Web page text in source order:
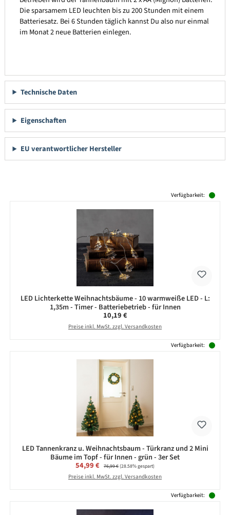
Die sparsamem LED leuchten bis zu 200 Stunden mit einem
Batteriesatz. Bei 6 Stunden täglich kannst Du also nur einmal
im Monat 2 neue Batterien einlegen.
Technische Daten
Eigenschaften
EU verantwortlicher Hersteller
Verfügbarkeit:
LED Lichterkette Weihnachtsbäume - 10 warmweiße LED - L:
1,35m - Timer - Batteriebetrieb - für Innen
Regulärer Preis:
10,19 €
Preise inkl. MwSt. zzgl. Versandkosten
Verfügbarkeit:
LED Tannenkranz u. Weihnachtsbaum - Türkranz und 2 Mini
Bäume im Topf - für Innen - grün - 3er Set
Verkaufspreis:
54,99 € Regulärer Preis:
76,99 €(28.58% gespart)
Preise inkl. MwSt. zzgl. Versandkosten
Verfügbarkeit: